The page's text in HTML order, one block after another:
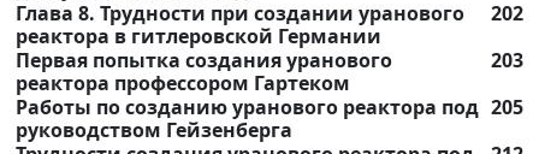
Глава 8. Трудности при создании уранового
реактора в гитлеровской Германии
202
Первая попытка создания уранового
реактора профессором Гартеком
203
Работы по созданию уранового реактора под
руководством Гейзенберга
205